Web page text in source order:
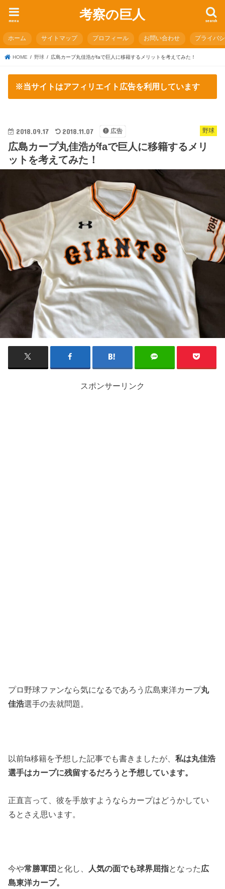
考察の巨人 search
menu
ホーム サイトマップ プロフィール お問い合わせ プライバ
HOME 野球 広島カープ丸佳浩がfaで巨人に移籍するメリットを考えてみた！
※当サイトはアフィリエイト広告を利用しています
野球
2018.09.17 2018.11.07 広告
広島カープ丸佳浩がfaで巨人に移籍するメリ
ットを考えてみた！
スポンサーリンク
プロ野球ファンなら気になるであろう広島東洋カープ丸
佳浩選手の去就問題。
以前fa移籍を予想した記事でも書きましたが、私は丸佳浩
選手はカープに残留するだろうと予想しています。
正直言って、彼を手放すようならカープはどうかしてい
るとさえ思います。
今や常勝軍団 と化し、 人気の面でも球界屈指となった広
島東洋カープ。